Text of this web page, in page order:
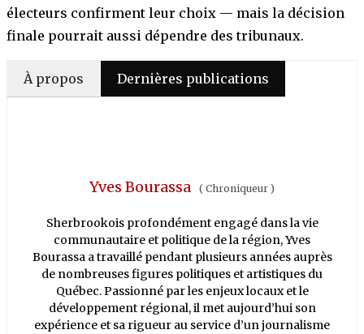
électeurs confirment leur choix — mais la décision
finale pourrait aussi dépendre des tribunaux.
À propos Dernières publications
Yves Bourassa ( Chroniqueur )
Sherbrookois profondément engagé dans la vie
communautaire et politique de la région, Yves
Bourassa a travaillé pendant plusieurs années auprès
de nombreuses figures politiques et artistiques du
Québec. Passionné par les enjeux locaux et le
développement régional, il met aujourd’hui son
expérience et sa rigueur au service d’un journalisme